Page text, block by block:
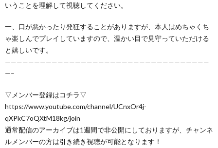
いうことを理解して視聴してください。
一、口が悪かったり発狂することがありますが、本人はめちゃくち
ゃ楽しんでプレイしていますので、温かい目で見守っていただける
と嬉しいです。
———————————————————————————————————
—–
▽メンバー登録はコチラ▽
https://www.youtube.com/channel/UCnxOr4j-
qXPkC7oQXtM18kg/join
通常配信のアーカイブは1週間で非公開にしておりますが、チャンネ
ルメンバーの方は引き続き視聴が可能となります！